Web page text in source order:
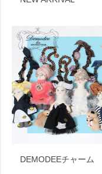
DEMODEEチャーム